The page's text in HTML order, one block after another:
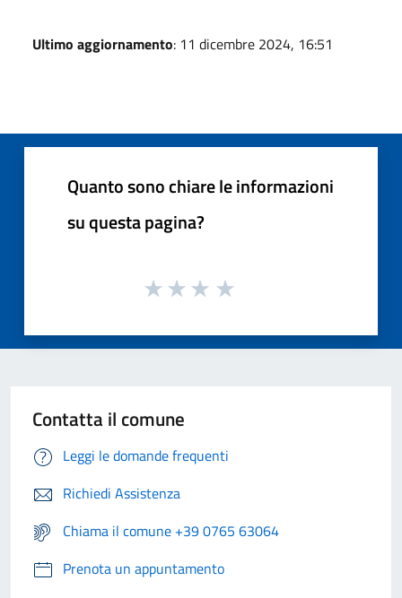
Ultimo aggiornamento: 11 dicembre 2024, 16:51
Quanto sono chiare le informazioni
su questa pagina?
Contatta il comune
Leggi le domande frequenti
Richiedi Assistenza
Chiama il comune +39 0765 63064
Prenota un appuntamento